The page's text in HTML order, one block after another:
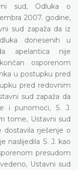
sud, Odluka o
2007. godine,
sud zapaža da iz
donesenih u
apelantica nije
osporenom
u postupku pred
pred redovnim
sud zapaža da
i punomoći, S. J.
tome, Ustavni sud
dostavila rješenje o
naslijedila S. J. kao
presudom
Ustavni sud